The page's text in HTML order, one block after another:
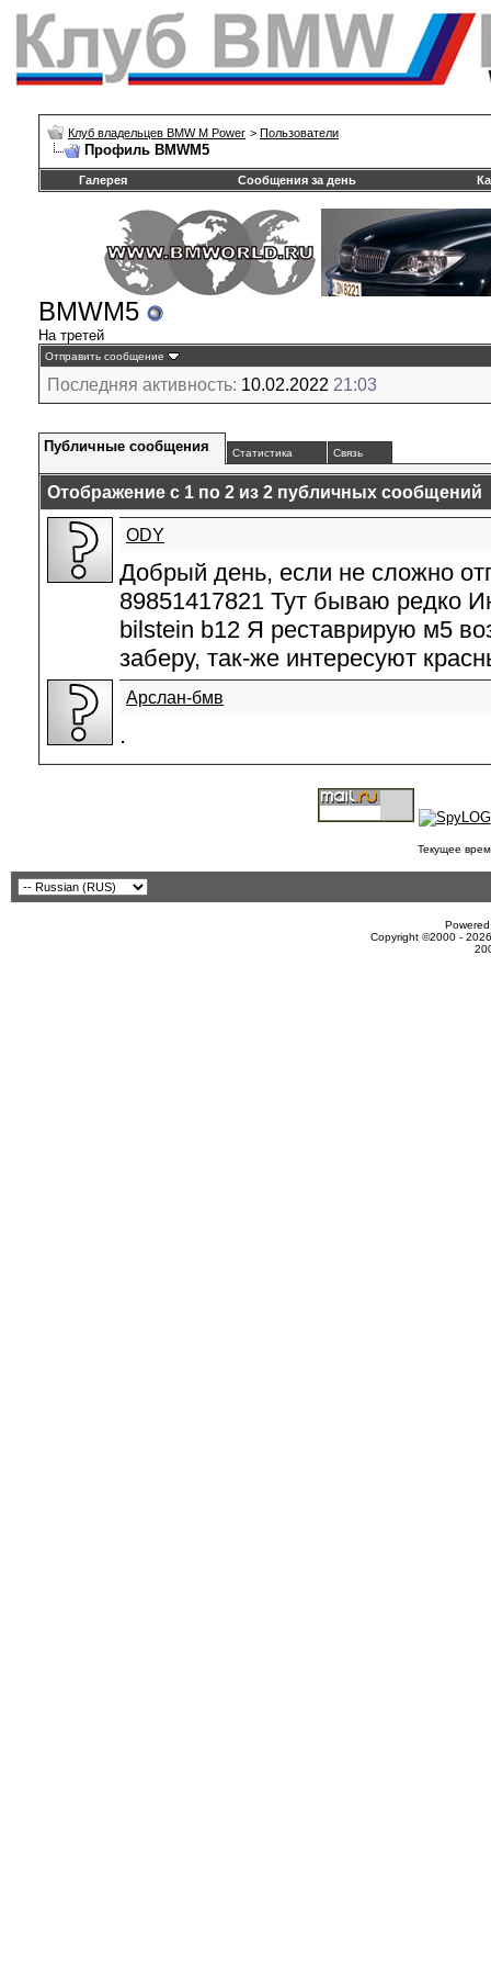
Клуб владельцев BMW M Power > Пользователи
Профиль BMWM5
Галерея Сообщения за день
BMWM5
На третей
Отправить сообщение
Последняя активность: 10.02.2022 21:03
Публичные сообщения Статистика Связь
Отображение с 1 по 2 из 2 публичных сообщений
ODY
Добрый день, если не сложно
89851417821 Тут бываю редко
bilstein b12 Я реставрирую м5
заберу, так-же интересуют
Арслан-бмв
.
Текущее
Copyright ©2000 -